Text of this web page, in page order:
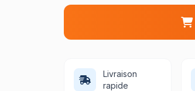
Livraison
rapide